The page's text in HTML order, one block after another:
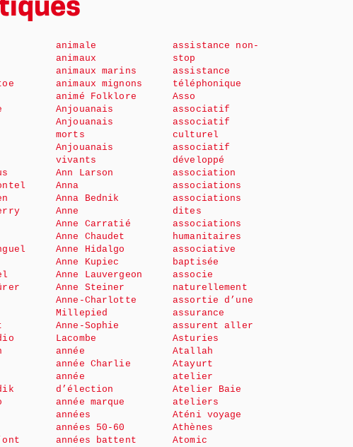
animale
animaux
animaux marins
animaux mignons
animé Folklore
Anjouanais
Anjouanais
morts
Anjouanais
vivants
Ann Larson
Anna
Anna Bednik
Anne
Anne Carratié
Anne Chaudet
Anne Hidalgo
Anne Kupiec
Anne Lauvergeon
Anne Steiner
Anne-Charlotte
Millepied
Anne-Sophie
Lacombe
année
année Charlie
année
d’élection
année marque
années
années 50-60
années battent
assistance non-
stop
assistance
téléphonique
Asso
associatif
associatif
culturel
associatif
développé
association
associations
associations
dites
associations
humanitaires
associative
baptisée
associe
naturellement
assortie d’une
assurance
assurent aller
Asturies
Atallah
Atayurt
atelier
Atelier Baie
ateliers
Aténi voyage
Athènes
Atomic